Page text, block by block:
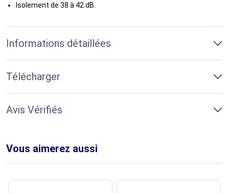
Isolement de 38 à 42 dB.
Informations détaillées
Télécharger
Avis Vérifiés
Vous aimerez aussi